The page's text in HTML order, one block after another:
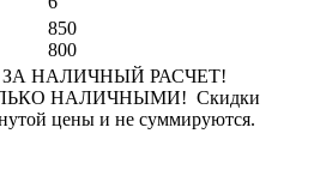
850
800
ЗА НАЛИЧНЫЙ РАСЧЕТ!
НАЛИЧНЫМИ! Скидки
цены и не суммируются.